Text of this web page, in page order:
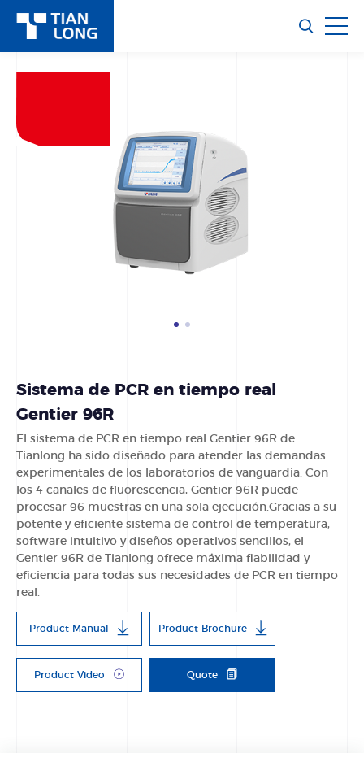
Sistema de PCR en tiempo real
Gentier 96R
El sistema de PCR en tiempo real Gentier 96R de
Tianlong ha sido diseñado para atender las demandas
experimentales de los laboratorios de vanguardia. Con
los 4 canales de fluorescencia, Gentier 96R puede
procesar 96 muestras en una sola ejecución.Gracias a su
potente y eficiente sistema de control de temperatura,
software intuitivo y diseños operativos sencillos, el
Gentier 96R de Tianlong ofrece máxima fiabilidad y
eficiencia para todas sus necesidades de PCR en tiempo
real.
Product Manual Product Brochure
Product Video Quote